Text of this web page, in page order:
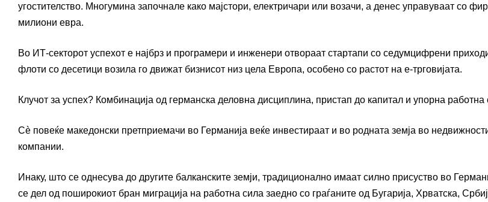
угостителство. Многумина започнале како мајстори, електричари или возачи, а денес управуваат со
милиони евра.
Во ИТ-секторот успехот е најбрз и програмери и инженери отвораат стартапи со седумцифрени
флоти со десетици возила го движат бизнисот низ цела Европа, особено со растот на е-трговијата.
Клучот за успех? Комбинација од германска деловна дисциплина, пристап до капитал и упорна работна
Сè повеќе македонски претприемачи во Германија веќе инвестираат и во родната земја во
компании.
Инаку, што се однесува до другите балканските земји, традиционално имаат силно присуство во
се дел од поширокиот бран миграција на работна сила заедно со граѓаните од Бугарија, Хрватска,